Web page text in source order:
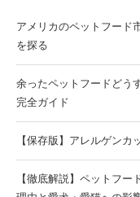
アメリカのペットフード
を探る
余ったペットフードどう
完全ガイド
【保存版】アレルゲン
【徹底解説】ペットフ